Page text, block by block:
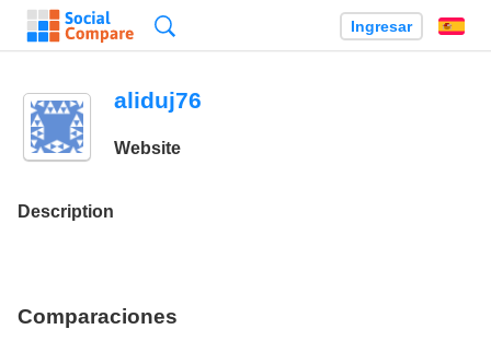
Ingresar
aliduj76
Website
Description
Comparaciones